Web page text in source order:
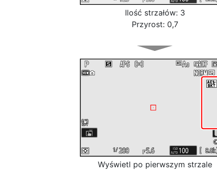
Ilość strzałów: 3
Przyrost: 0,7
Wyświetl po pierwszym strzale